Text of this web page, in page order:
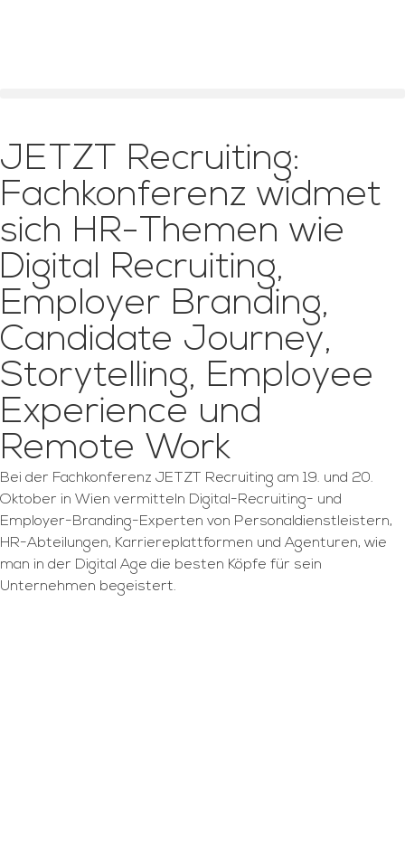
JETZT Recruiting:
Fachkonferenz widmet
sich HR-Themen wie
Digital Recruiting,
Employer Branding,
Candidate Journey,
Storytelling, Employee
Experience und
Remote Work
Bei der Fachkonferenz JETZT Recruiting am 19. und 20.
Oktober in Wien vermitteln Digital-Recruiting- und
Employer-Branding-Experten von Personaldienstleistern,
HR-Abteilungen, Karriereplattformen und Agenturen, wie
man in der Digital Age die besten Köpfe für sein
Unternehmen begeistert.